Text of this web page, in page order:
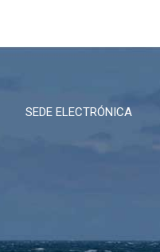
SEDE ELECTRÓNICA